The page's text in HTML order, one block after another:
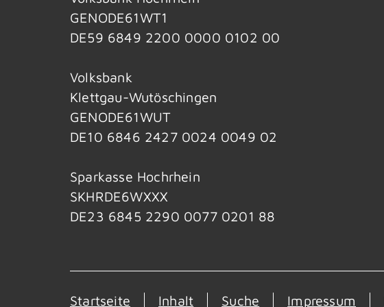
GENODE61WT1
DE59 6849 2200 0000 0102 00
Volksbank
Klettgau-Wutöschingen
GENODE61WUT
DE10 6846 2427 0024 0049 02
Sparkasse Hochrhein
SKHRDE6WXXX
DE23 6845 2290 0077 0201 88
Startseite Inhalt Suche Impressum